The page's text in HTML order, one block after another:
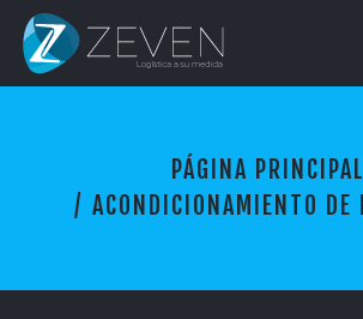
A
C
O
I
PÁGINA PRINCIPAL
ACONDICIONAMIENTO DE